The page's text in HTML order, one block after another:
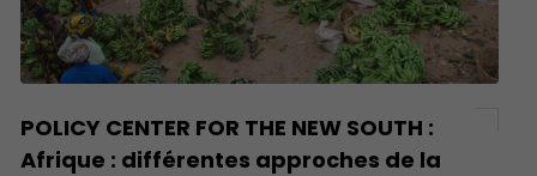
POLICY CENTER FOR THE NEW SOUTH :
Afrique : différentes approches de la